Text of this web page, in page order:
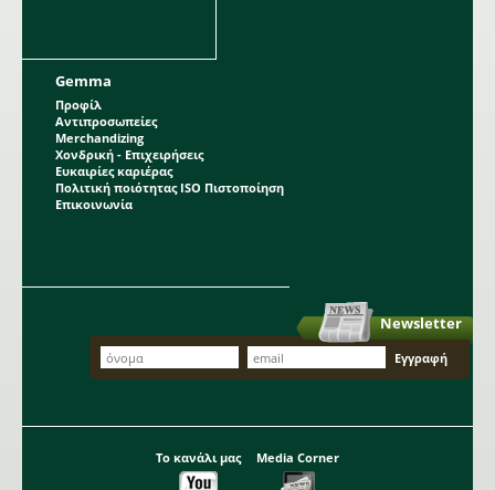
Gemma
Προφίλ
Αντιπροσωπείες
Merchandizing
Χονδρική - Επιχειρήσεις
Ευκαιρίες καριέρας
Πολιτική ποιότητας ISO Πιστοποίηση
Επικοινωνία
Newsletter
Το κανάλι μας Media Corner